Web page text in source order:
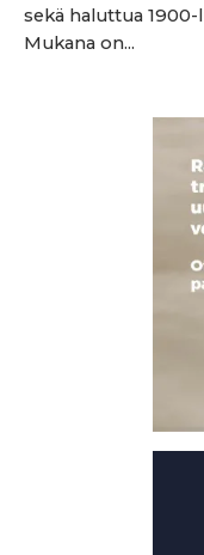
sekä haluttua
Mukana on...